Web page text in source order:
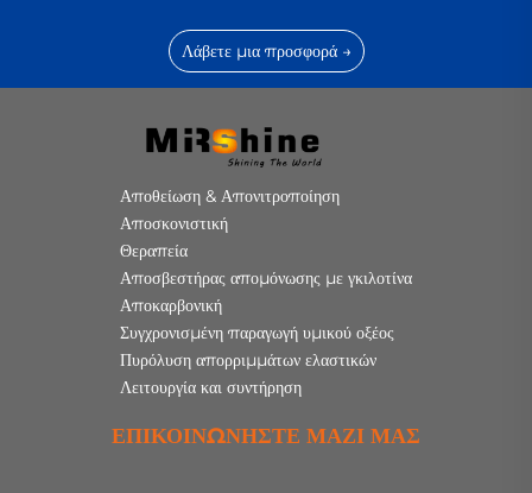
Λάβετε μια προσφορά →
Αποθείωση & Απονιτροποίηση
Αποσκονιστική
Θεραπεία
Αποσβεστήρας απομόνωσης με γκιλοτίνα
Αποκαρβονική
Συγχρονισμένη παραγωγή υμικού οξέος
Πυρόλυση απορριμμάτων ελαστικών
Λειτουργία και συντήρηση
ΕΠΙΚΟΙΝΩΝΉΣΤΕ ΜΑΖΊ ΜΑΣ